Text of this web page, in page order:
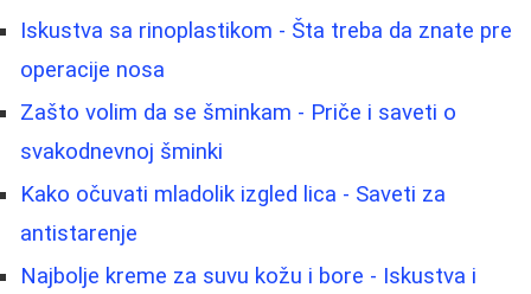
Iskustva sa rinoplastikom - Šta treba da znate pre
operacije nosa
Zašto volim da se šminkam - Priče i saveti o
svakodnevnoj šminki
Kako očuvati mladolik izgled lica - Saveti za
antistarenje
Najbolje kreme za suvu kožu i bore - Iskustva i